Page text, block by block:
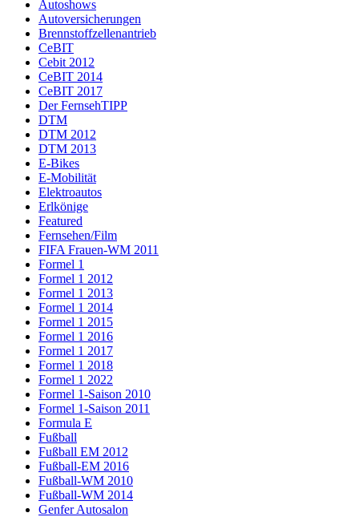
Autoshows
Autoversicherungen
Brennstoffzellenantrieb
CeBIT
Cebit 2012
CeBIT 2014
CeBIT 2017
Der FernsehTIPP
DTM
DTM 2012
DTM 2013
E-Bikes
E-Mobilität
Elektroautos
Erlkönige
Featured
Fernsehen/Film
FIFA Frauen-WM 2011
Formel 1
Formel 1 2012
Formel 1 2013
Formel 1 2014
Formel 1 2015
Formel 1 2016
Formel 1 2017
Formel 1 2018
Formel 1 2022
Formel 1-Saison 2010
Formel 1-Saison 2011
Formula E
Fußball
Fußball EM 2012
Fußball-EM 2016
Fußball-WM 2010
Fußball-WM 2014
Genfer Autosalon